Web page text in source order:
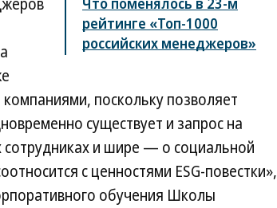
рейтинге «Топ-1000
российских менеджеров»
поскольку позволяет
существует и запрос на
сотрудниках и шире — о социальной
с ценностями ESG-повестки»,
обучения Школы